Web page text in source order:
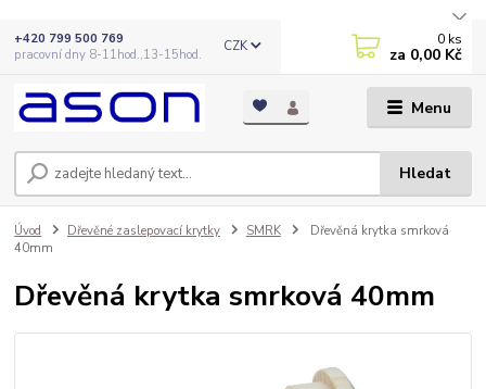
Menu
CZK
Hledat
+420 799 500 769
pracovní dny 8-11hod.,13-15hod.
0 ks
za 0,00 Kč
Úvod Dřevěné zaslepovací krytky SMRK
Dřevěná krytka smrková
40mm
Dřevěná krytka smrková 40mm